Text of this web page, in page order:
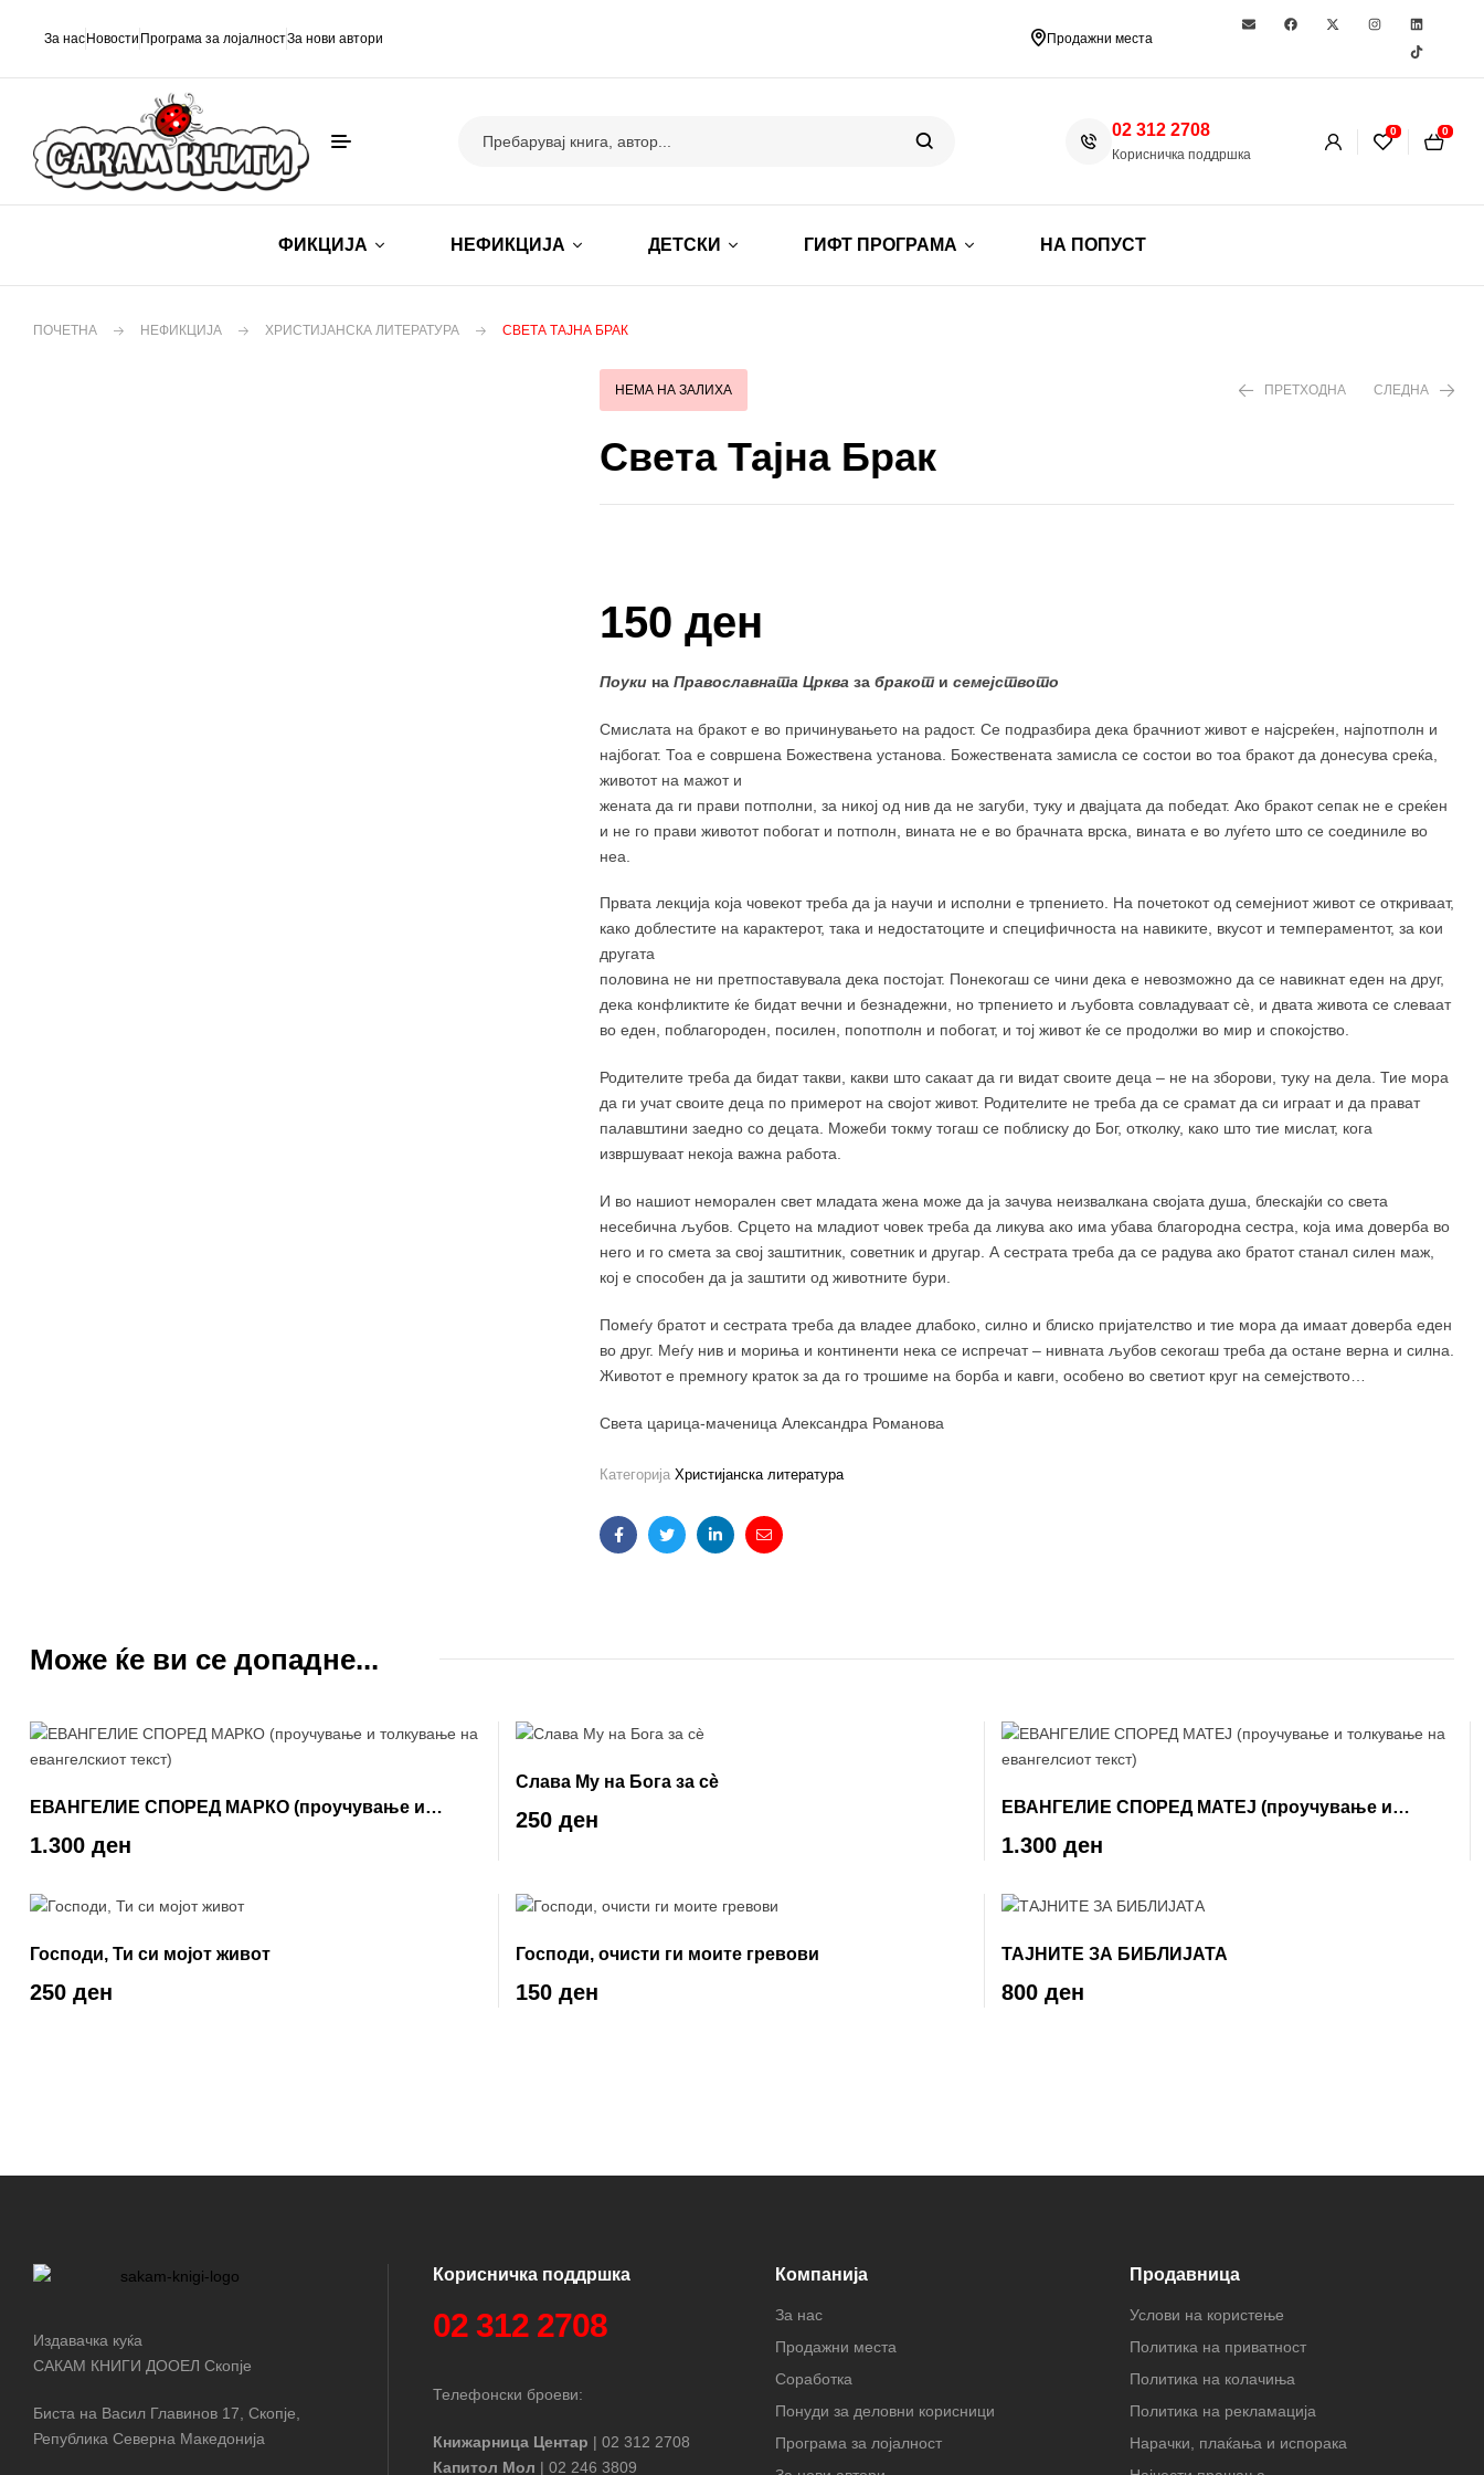
За нас Новости Програма за лојалностЗа нови автори Продажни места
02 312 2708
Корисничка поддршка
0 0
ФИКЦИЈА НЕФИКЦИЈА ДЕТСКИ ГИФТ ПРОГРАМА НА ПОПУСТ
ПОЧЕТНА НЕФИКЦИЈА ХРИСТИЈАНСКА ЛИТЕРАТУРА СВЕТА ТАЈНА БРАК
НЕМА НА ЗАЛИХА ПРЕТХОДНА СЛЕДНА
Света Тајна Брак
150 ден
Поуки на Православната Црква за бракот и семејството
Смислата на бракот е во причинувањето на радост. Се подразбира дека брачниот живот е најсреќен, најпотполн и
најбогат. Тоа е совршена Божествена установа. Божествената замисла се состои во тоа бракот да донесува среќа,
животот на мажот и
жената да ги прави потполни, за никој од нив да не загуби, туку и двајцата да победат. Ако бракот сепак не е среќен
и не го прави животот побогат и потполн, вината не е во брачната врска, вината е во луѓето што се соединиле во
неа.
Првата лекција која човекот треба да ја научи и исполни е трпението. На почетокот од семејниот живот се откриваат,
како доблестите на карактерот, така и недостатоците и специфичноста на навиките, вкусот и темпераментот, за кои
другата
половина не ни претпоставувала дека постојат. Понекогаш се чини дека е невозможно да се навикнат еден на друг,
дека конфликтите ќе бидат вечни и безнадежни, но трпението и љубовта совладуваат сè, и двата живота се слеваат
во еден, поблагороден, посилен, попотполн и побогат, и тој живот ќе се продолжи во мир и спокојство.
Родителите треба да бидат такви, какви што сакаат да ги видат своите деца – не на зборови, туку на дела. Тие мора
да ги учат своите деца по примерот на својот живот. Родителите не треба да се срамат да си играат и да прават
палавштини заедно со децата. Можеби токму тогаш се поблиску до Бог, отколку, како што тие мислат, кога
извршуваат некоја важна работа.
И во нашиот неморален свет младата жена може да ја зачува неизвалкана својата душа, блескајќи со света
несебична љубов. Срцето на младиот човек треба да ликува ако има убава благородна сестра, која има доверба во
него и го смета за свој заштитник, советник и другар. А сестрата треба да се радува ако братот станал силен маж,
кој е способен да ја заштити од животните бури.
Помеѓу братот и сестрата треба да владее длабоко, силно и блиско пријателство и тие мора да имаат доверба еден
во друг. Меѓу нив и мориња и континенти нека се испречат – нивната љубов секогаш треба да остане верна и силна.
Животот е премногу краток за да го трошиме на борба и кавги, особено во светиот круг на семејството…
Света царица-маченица Александра Романова
Категорија Христијанска литература
FacebookTwitterLinkedinEmail
Може ќе ви се допадне...
ЕВАНГЕЛИЕ СПОРЕД МАРКО (проучување и
толкување на евангелскиот текст)
1.300 ден
Слава Му на Бога за сè
250 ден
ЕВАНГЕЛИЕ СПОРЕД МАТЕЈ (проучување и
толкување на евангелсиот текст)
1.300 ден
Господи, Ти си мојот живот
250 ден
Господи, очисти ги моите гревови
150 ден
ТАЈНИТЕ ЗА БИБЛИЈАТА
800 ден
Издавачка куќа
САКАМ КНИГИ ДООЕЛ Скопје
Биста на Васил Главинов 17, Скопје,
Република Северна Македонија
Корисничка поддршка
02 312 2708
Телефонски броеви:
Книжарница Центар | 02 312 2708
Капитол Мол | 02 246 3809
Компанија
За нас
Продажни места
Соработка
Понуди за деловни корисници
Програма за лојалност
Продавница
Услови на користење
Политика на приватност
Политика на колачиња
Политика на рекламација
Нарачки, плаќања и испорака